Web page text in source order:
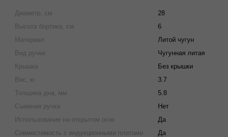
Диаметр, см
28
Высота бортика, см
6
Материал
Литой чугун
Вид ручки
Чугунная литая
Крышка
Без крышки
Вес, кг
3.7
Толщина дна, мм
5.8
Съемная ручка
Нет
Использование на открытом огне
Да
Совместимость с индукционными плитами
Да